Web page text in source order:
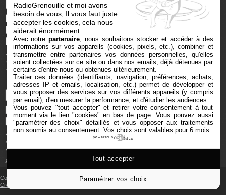
Copyright © 2025 Radio Grenouille tous droits réservés
Crédits et mentions
RadioGrenouille et moi avons
besoin de vous, Il vous faut juste
accepter les cookies, cela nous
aiderait énormément.
Avec notrepartenaire , nous souhaitons stocker et accéder à des
informations sur vos appareils (cookies, pixels, etc.), combiner et
transmettre entre partenaires vos données personnelles, qu'elles
soient collectées sur ce site ou dans nos emails, déjà détenues par
certains d'entre nous ou obtenues ultérieurement.
Traiter ces données (identifiants, navigation, préférences, achats,
adresses IP et emails, localisation, etc.) permet de développer et
vous proposer des services sur vos différents appareils (y compris
par email), d'en mesurer la performance, et d'étudier les audiences.
Vous pouvez "tout accepter" et retirer votre consentement à tout
moment via le lien "cookies" en bas de page. Vous pouvez aussi
"paramétrer des choix" détaillés et vous opposer aux traitements
non soumis au consentement. Vos choix sont valables pour 6 mois.
powered by
Paramétrer vos choix
Tout accepter